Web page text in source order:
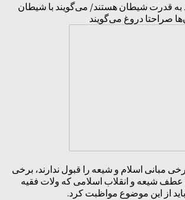
به قدرت شیطان هستند/ می‌گویند با شیطان
صراحتا دروغ می‌گویند
مبانی اسلام و شیعه را قبول ندارند، برخی
عطف شیعه و انقلاب اسلامی که ولات فقیه
از این موضوع مواظبت کرد.